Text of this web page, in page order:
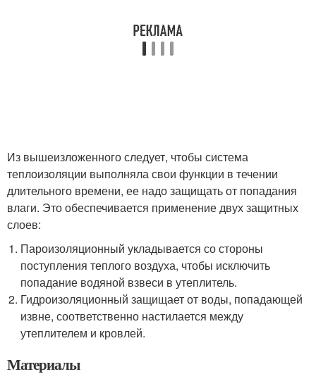
Из вышеизложенного следует, чтобы система
теплоизоляции выполняла свои функции в течении
длительного времени, ее надо защищать от попадания
влаги. Это обеспечивается применение двух защитных
слоев:
Пароизоляционный укладывается со стороны
поступления теплого воздуха, чтобы исключить
попадание водяной взвеси в утеплитель.
Гидроизоляционный защищает от воды, попадающей
извне, соответственно настилается между
утеплителем и кровлей.
Материалы